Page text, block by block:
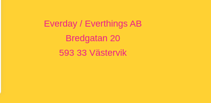
Footer
Everday / Everthings AB
Bredgatan 20
593 33 Västervik